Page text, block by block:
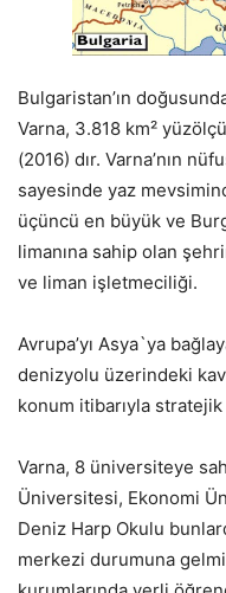
Bulgaristan’ın
Varna, 3.818 km²
(2016) dır. Varna’nın
sayesinde yaz
üçüncü en büyük ve
limanına sahip olan
ve liman işletmeciliği.
Avrupa’yı Asya`ya
denizyolu üzerindeki
konum itibarıyla
Varna, 8 üniversiteye
Üniversitesi, Ekonomi
Deniz Harp Okulu
merkezi durumuna